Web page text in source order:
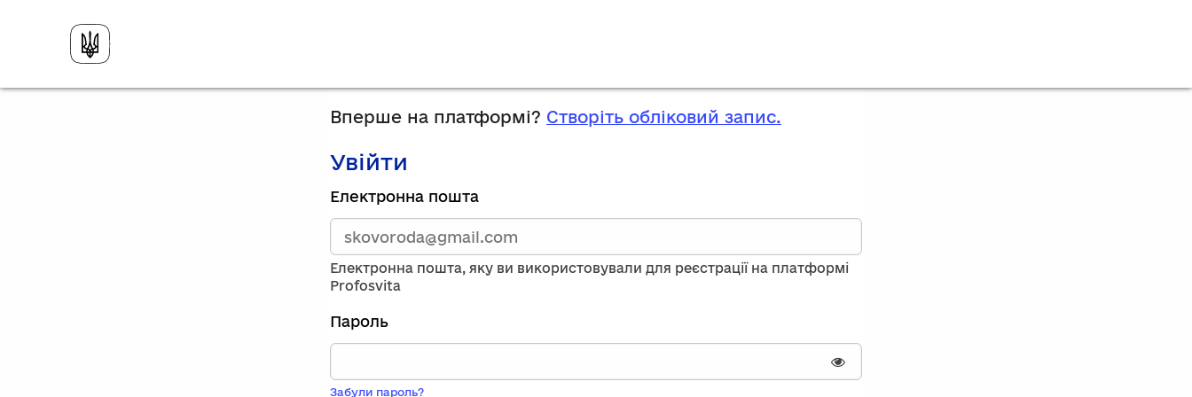
Вперше на платформі? Створіть обліковий запис.
Увійти
Зареєструйтесь,
використавши
електронну
адресу
та
пароль.
Якщо
вас
немає
запису,
Електронна пошта
Електронна пошта, яку ви використовували для реєстрації на платформі
Profosvita
Пароль
Показати пароль
Забули пароль?